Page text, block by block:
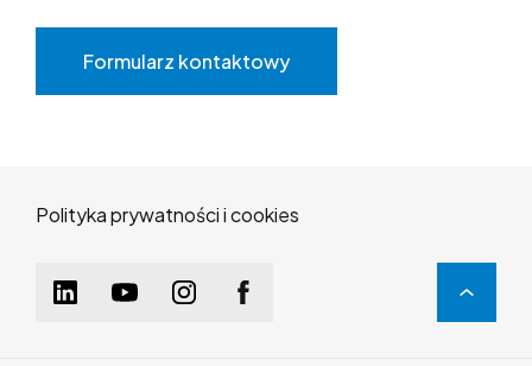
Formularz kontaktowy
Polityka prywatności i cookies